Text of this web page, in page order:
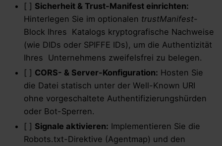
[ ] Sicherheit & Trust-Manifest einrichten:
Hinterlegen Sie im optionalen trustManifest-
Block Ihres Katalogs kryptografische Nachweise
(wie DIDs oder SPIFFE IDs), um die Authentizität
Ihres Unternehmens zweifelsfrei zu belegen.
[ ] CORS- & Server-Konfiguration: Hosten Sie
die Datei statisch unter der Well-Known URI
ohne vorgeschaltete Authentifizierungshürden
oder Bot-Sperren.
[ ] Signale aktivieren: Implementieren Sie die
Robots.txt-Direktive (Agentmap) und den